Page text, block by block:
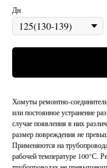
Дн
Хомуты ремонтно-
или постоянное устранение
случае появления в них
размер повреждения не
Применяются на
рабочей температуре 100°С.